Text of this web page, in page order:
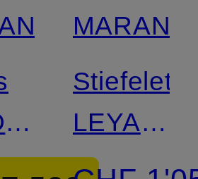
MARANT
LEYANE-
GZ